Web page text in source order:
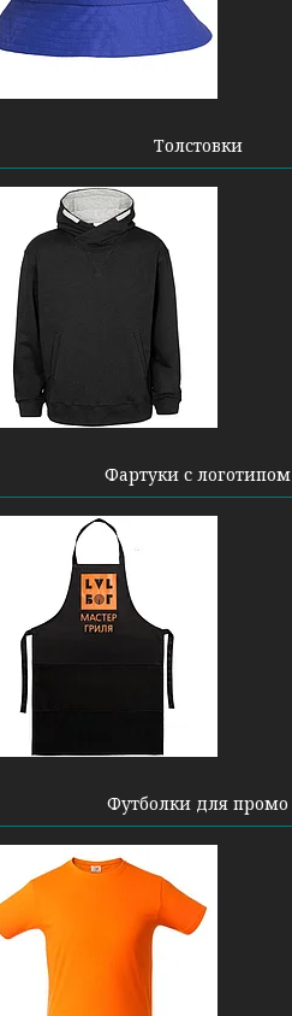
Толстовки
Фартуки с логотипом
Футболки для промо